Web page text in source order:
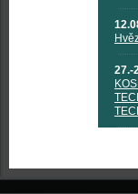
27.-